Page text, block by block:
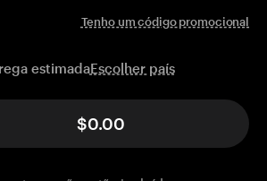
Tenho um código promocional
estimadaEscolher país
$0.00